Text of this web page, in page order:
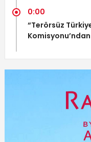
0:00
“Terörsüz